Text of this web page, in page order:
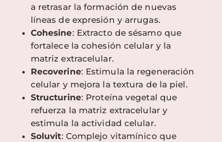
a retrasar la formación de nuevas
líneas de expresión y arrugas.
Cohesine: Extracto de sésamo que
fortalece la cohesión celular y la
matriz extracelular.
Recoverine: Estimula la regeneración
celular y mejora la textura de la piel.
Structurine: Proteína vegetal que
refuerza la matriz extracelular y
estimula la actividad celular.
Soluvit: Complejo vitamínico que